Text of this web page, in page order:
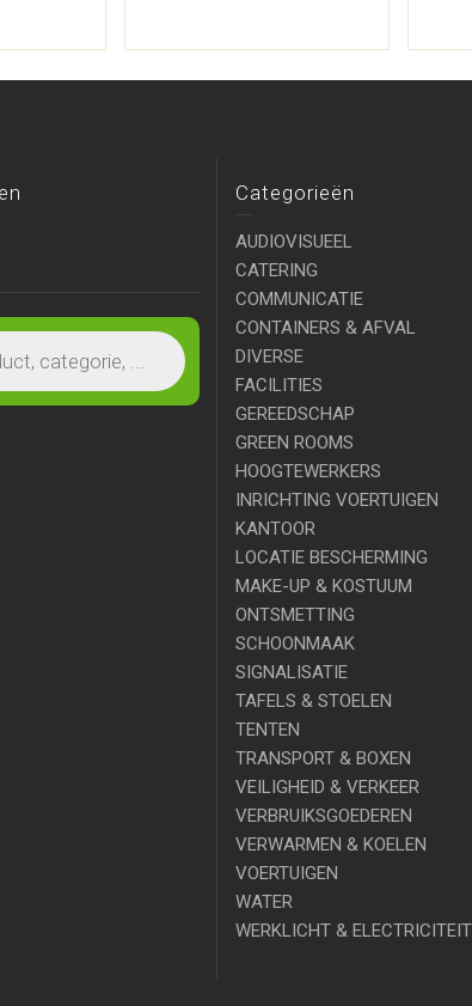
Categorieën
AUDIOVISUEEL
CATERING
COMMUNICATIE
CONTAINERS & AFVAL
DIVERSE
FACILITIES
GEREEDSCHAP
GREEN ROOMS
HOOGTEWERKERS
INRICHTING VOERTUIGEN
KANTOOR
LOCATIE BESCHERMING
MAKE-UP & KOSTUUM
ONTSMETTING
SCHOONMAAK
SIGNALISATIE
TAFELS & STOELEN
TENTEN
TRANSPORT & BOXEN
VEILIGHEID & VERKEER
VERBRUIKSGOEDEREN
VERWARMEN & KOELEN
VOERTUIGEN
WATER
WERKLICHT & ELECTRICITEIT